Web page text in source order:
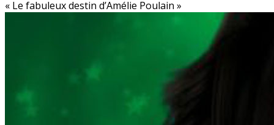
« Le fabuleux destin d’Amélie Poulain »